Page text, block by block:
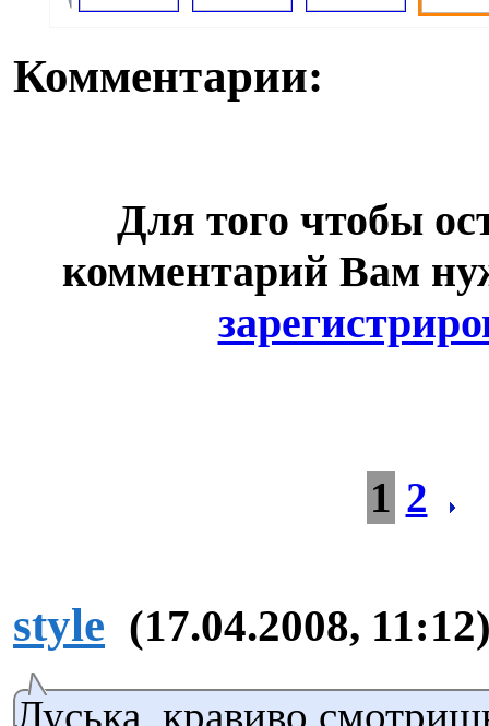
Комментарии:
Для того чтобы
комментарий Вам
1 2
style (17.04.2008,
Луська, кравиво